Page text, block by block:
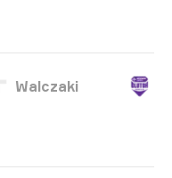
Walczaki